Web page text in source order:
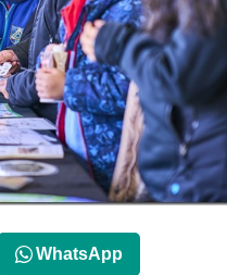
WhatsApp